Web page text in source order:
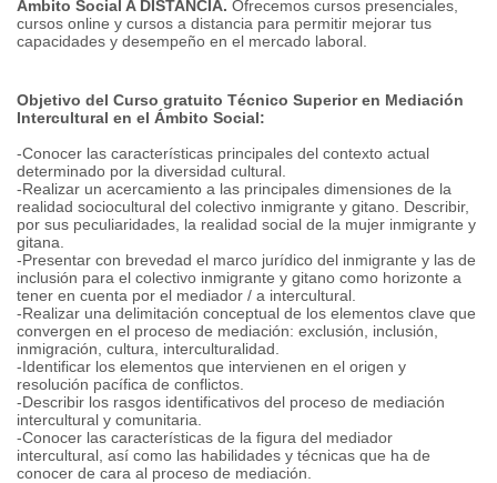
Ámbito Social A DISTANCIA. Ofrecemos cursos presenciales,
cursos online y cursos a distancia para permitir mejorar tus
capacidades y desempeño en el mercado laboral.
Objetivo del Curso gratuito Técnico Superior en Mediación
Intercultural en el Ámbito Social:
-Conocer las características principales del contexto actual
determinado por la diversidad cultural.
-Realizar un acercamiento a las principales dimensiones de la
realidad sociocultural del colectivo inmigrante y gitano. Describir,
por sus peculiaridades, la realidad social de la mujer inmigrante y
gitana.
-Presentar con brevedad el marco jurídico del inmigrante y las de
inclusión para el colectivo inmigrante y gitano como horizonte a
tener en cuenta por el mediador / a intercultural.
-Realizar una delimitación conceptual de los elementos clave que
convergen en el proceso de mediación: exclusión, inclusión,
inmigración, cultura, interculturalidad.
-Identificar los elementos que intervienen en el origen y
resolución pacífica de conflictos.
-Describir los rasgos identificativos del proceso de mediación
intercultural y comunitaria.
-Conocer las características de la figura del mediador
intercultural, así como las habilidades y técnicas que ha de
conocer de cara al proceso de mediación.